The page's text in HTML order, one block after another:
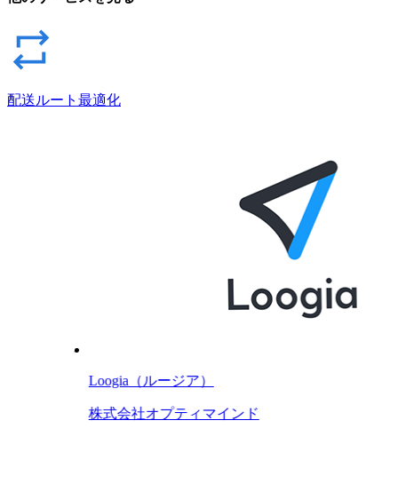
配送ルート最適化
Loogia（ルージア）
株式会社オプティマインド